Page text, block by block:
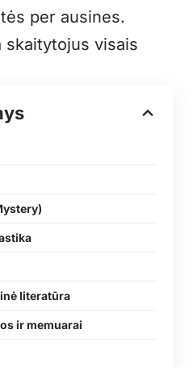
per ausines.
skaitytojus visais
literatūra
ir memuarai